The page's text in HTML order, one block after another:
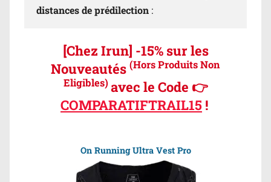
distances de prédilection :
[Chez Irun] -15% sur les
Nouveautés (Hors Produits Non
Eligibles) avec le Code 👉
COMPARATIFTRAIL15 !
On Running Ultra Vest Pro